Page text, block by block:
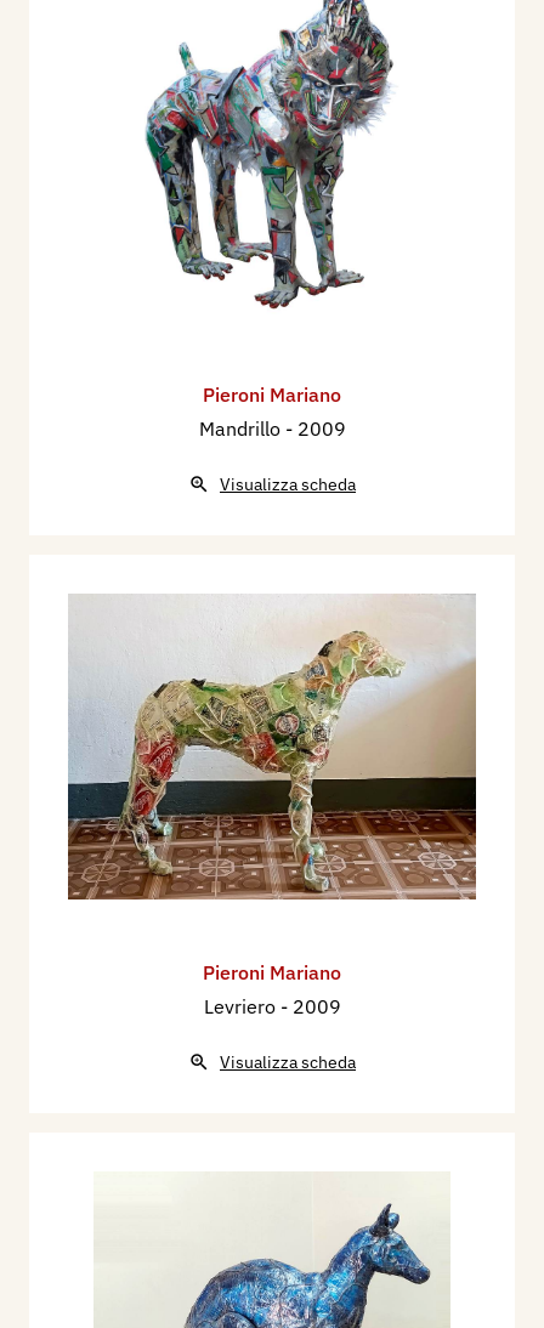
Pieroni Mariano
Mandrillo - 2009
Visualizza scheda
Pieroni Mariano
Levriero - 2009
Visualizza scheda